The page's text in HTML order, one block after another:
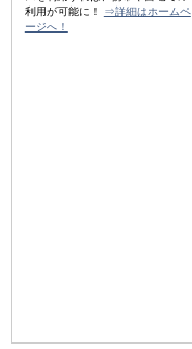
利用が可能に！
⇒詳細はホームペ
ージへ！